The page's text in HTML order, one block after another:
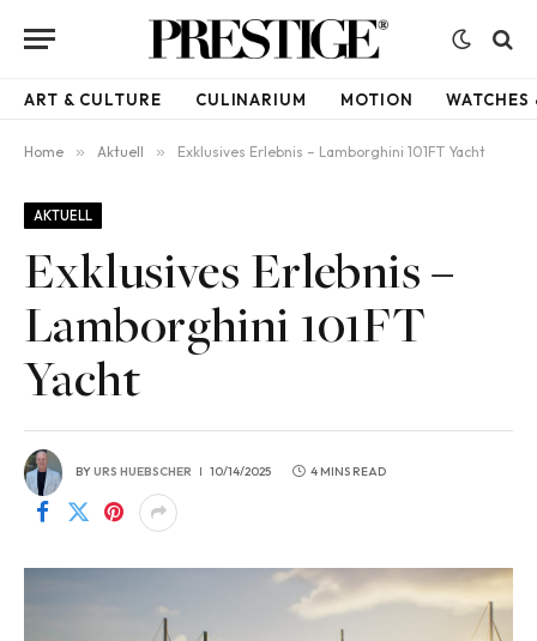
ART & CULTURE CULINARIUM MOTION WATCHES
Home » Aktuell » Exklusives Erlebnis – Lamborghini 101FT Yacht
AKTUELL
Exklusives Erlebnis –
Lamborghini 101FT
Yacht
BYURS HUEBSCHER 10/14/2025 4 MINS READ